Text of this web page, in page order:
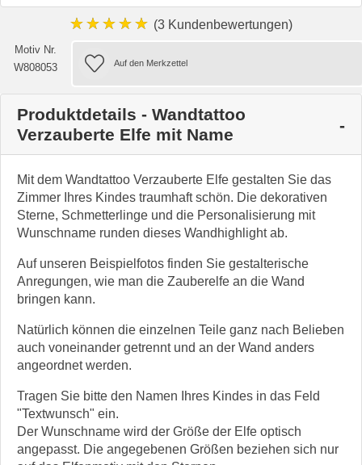
★★★★★ (3 Kundenbewertungen)
Motiv Nr.
W808053
Produktdetails - Wandtattoo
Verzauberte Elfe mit Name
Mit dem Wandtattoo Verzauberte Elfe gestalten Sie das
Zimmer Ihres Kindes traumhaft schön. Die dekorativen
Sterne, Schmetterlinge und die Personalisierung mit
Wunschname runden dieses Wandhighlight ab.
Auf unseren Beispielfotos finden Sie gestalterische
Anregungen, wie man die Zauberelfe an die Wand
bringen kann.
Natürlich können die einzelnen Teile ganz nach Belieben
auch voneinander getrennt und an der Wand anders
angeordnet werden.
Tragen Sie bitte den Namen Ihres Kindes in das Feld
"Textwunsch" ein.
Der Wunschname wird der Größe der Elfe optisch
angepasst. Die angegebenen Größen beziehen sich nur